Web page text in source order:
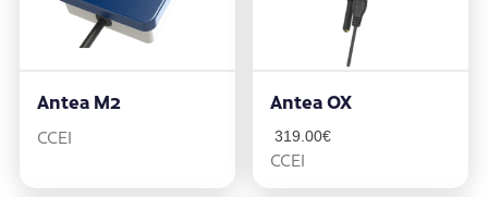
Antea M2
CCEI
Antea OX
319.00€
CCEI